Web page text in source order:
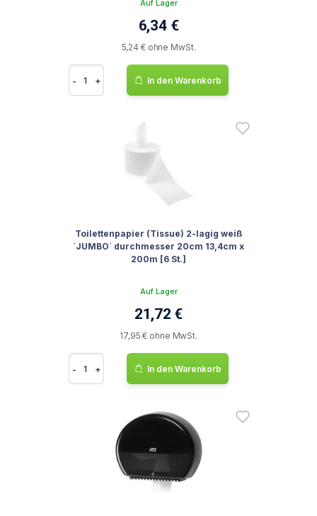
Auf Lager
6,34 €
5,24 € ohne MwSt.
- + In den Warenkorb
Toilettenpapier (Tissue) 2-lagig weiß
`JUMBO` durchmesser 20cm 13,4cm x
200m [6 St.]
Auf Lager
21,72 €
17,95 € ohne MwSt.
- + In den Warenkorb